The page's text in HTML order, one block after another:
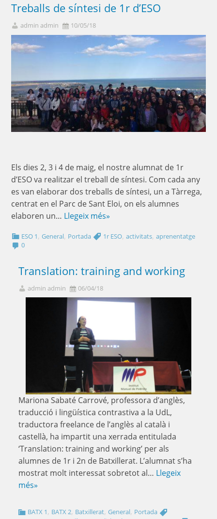
Treballs de síntesi de 1r d’ESO
admin admin 10/05/18
Els dies 2, 3 i 4 de maig, el nostre alumnat de 1r
d’ESO va realitzar el treball de síntesi. Com cada any
es van elaborar dos treballs de síntesi, un a Tàrrega,
centrat en el Parc de Sant Eloi, on els alumnes
elaboren un… Llegeix més»
ESO 1,General, Portada 1r ESO,activitats,aprenentatge
0
Translation: training and working
admin admin 06/04/18
Mariona Sabaté Carrové, professora d’anglès,
traducció i lingüística contrastiva a la UdL,
traductora freelance de l’anglès al català i
castellà, ha impartit una xerrada entitulada
‘Translation: training and working’ per als
alumnes de 1r i 2n de Batxillerat. L’alumnat s’ha
mostrat molt interessat sobretot al… Llegeix
més»
BATX 1, BATX 2, Batxillerat, General, Portada